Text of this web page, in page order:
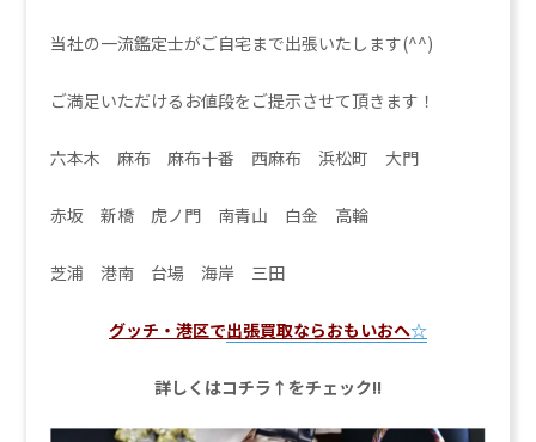
当社の一流鑑定士がご自宅まで出張いたします(^^)
ご満足いただけるお値段をご提示させて頂きます！
六本木 麻布 麻布十番 西麻布 浜松町 大門
赤坂 新橋 虎ノ門 南青山 白金 高輪
芝浦 港南 台場 海岸 三田
グッチ・港区で出張買取ならおもいおへ☆
詳しくはコチラ↑をチェック!!